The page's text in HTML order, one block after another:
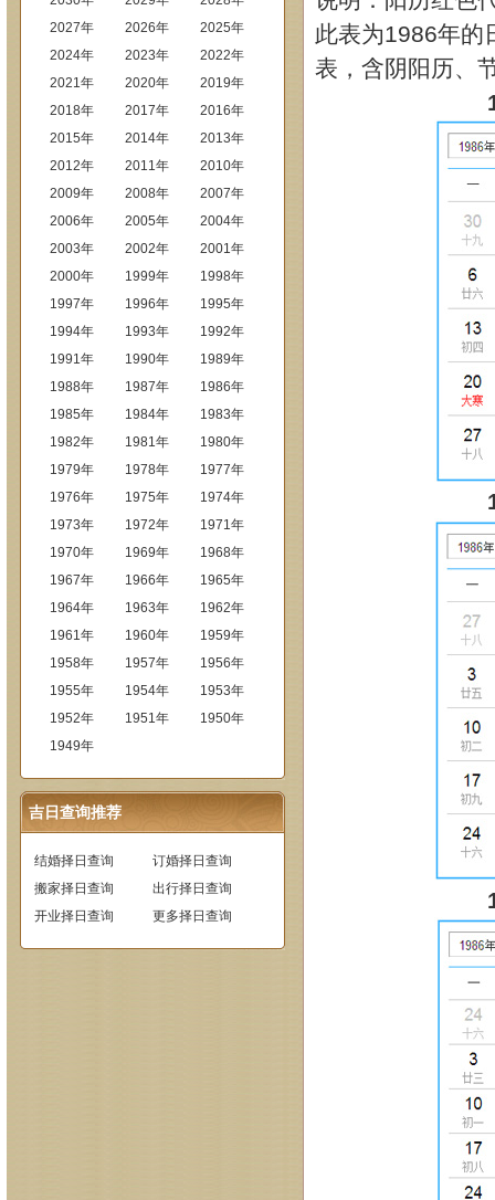
2027年
2026年
2025年
2024年
2023年
2022年
2021年
2020年
2019年
2018年
2017年
2016年
2015年
2014年
2013年
2012年
2011年
2010年
2009年
2008年
2007年
2006年
2005年
2004年
2003年
2002年
2001年
2000年
1999年
1998年
1997年
1996年
1995年
1994年
1993年
1992年
1991年
1990年
1989年
1988年
1987年
1986年
1985年
1984年
1983年
1982年
1981年
1980年
1979年
1978年
1977年
1976年
1975年
1974年
1973年
1972年
1971年
1970年
1969年
1968年
1967年
1966年
1965年
1964年
1963年
1962年
1961年
1960年
1959年
1958年
1957年
1956年
1955年
1954年
1953年
1952年
1951年
1950年
1949年
吉日查询推荐
结婚择日查询
订婚择日查询
搬家择日查询
出行择日查询
开业择日查询
更多择日查询
此表为1986年的
表，含阴阳历、